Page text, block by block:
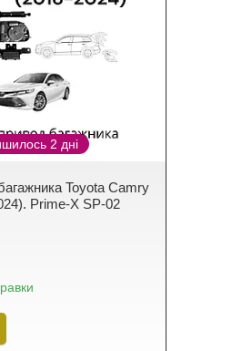
2 дні
Toyota Camry
Prime-X SP-02